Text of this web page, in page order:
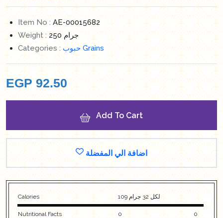
Item No : AE-00015682
Weight :
250 جرام
Categories :
حبوب Grains
EGP 92.50
Add To Cart
اضافة الي المفضلة
Calories 109 لكل 32 جرام
Nutritional Facts 0
0